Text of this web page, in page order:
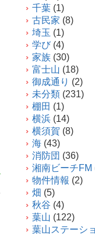
千葉 (1)
古民家 (8)
埼玉 (1)
学び(4)
家族 (30)
富士山 (18)
御成通り (2)
未分類 (231)
棚田 (1)
横浜 (14)
横須賀 (8)
海 (43)
消防団 (36)
湘南ビーチFM
物件情報 (2)
畑 (5)
秋谷 (4)
葉山 (122)
葉山ステーシ